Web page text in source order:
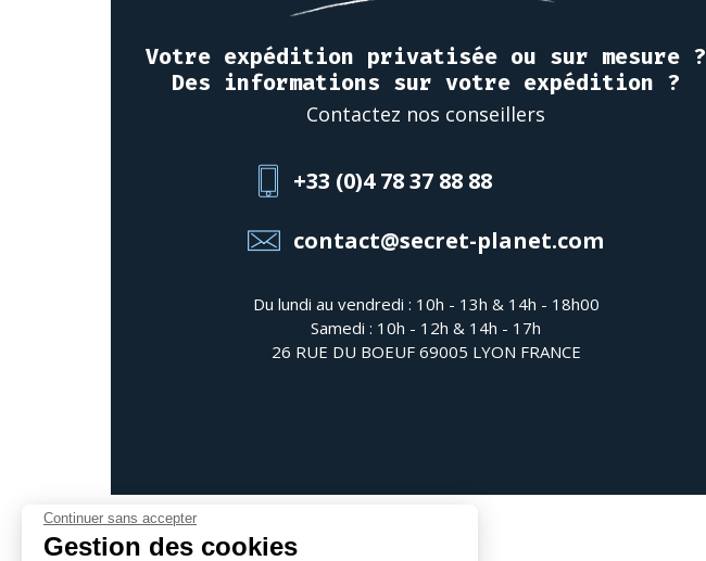
Votre expédition privatisée ou sur mesure ?
Des informations sur votre expédition ?
Contactez nos conseillers
+33 (0)4 78 37 88 88
contact@secret-planet.com
Du lundi au vendredi : 10h - 13h & 14h - 18h00
Samedi : 10h - 12h & 14h - 17h
26 RUE DU BOEUF 69005 LYON FRANCE
Continuer sans accepter
Gestion des cookies